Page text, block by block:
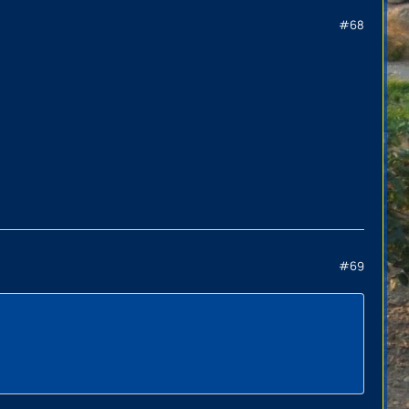
#68
#69